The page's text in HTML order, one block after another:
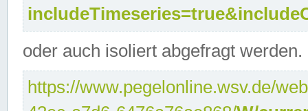
oder auch isoliert abgefragt werden.
https://www.pegelonline.wsv.de/